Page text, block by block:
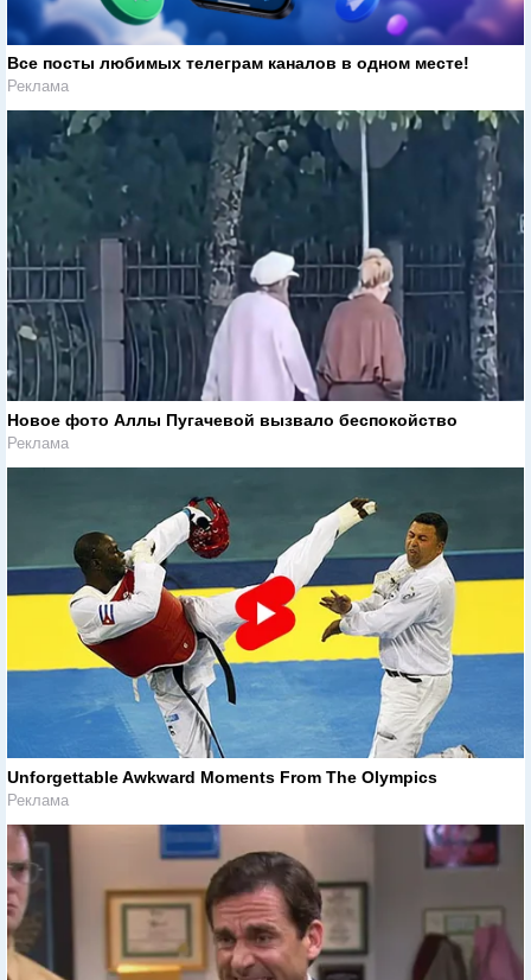
Все посты любимых телеграм каналов в одном месте!
Реклама
Новое фото Аллы Пугачевой вызвало беспокойство
Реклама
Unforgettable Awkward Moments From The Olympics
Реклама